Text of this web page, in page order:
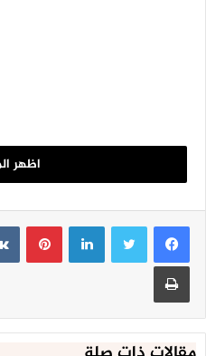
اظهر
لينكدإن
طباعة